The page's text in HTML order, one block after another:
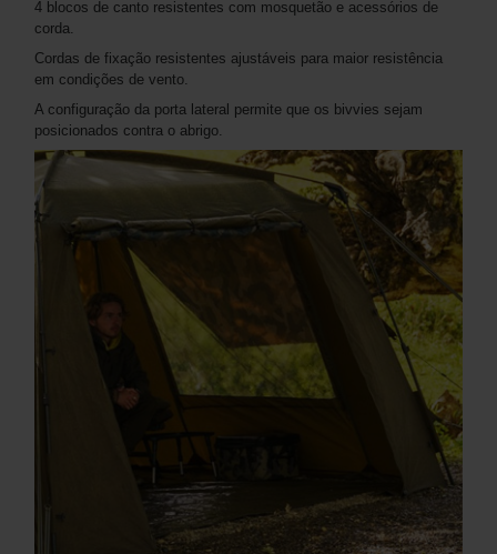
4 blocos de canto resistentes com mosquetão e acessórios de
corda.
Cordas de fixação resistentes ajustáveis ​​para maior resistência
em condições de vento.
A configuração da porta lateral permite que os bivvies sejam
posicionados contra o abrigo.